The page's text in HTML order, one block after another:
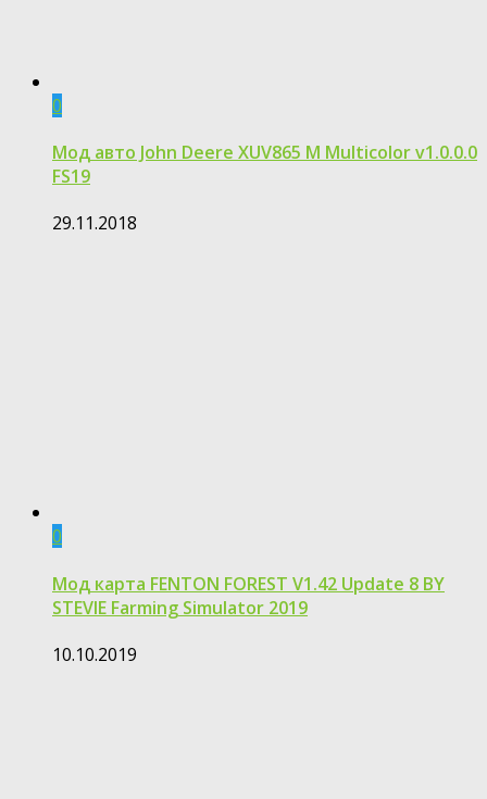
0
Мод авто John Deere XUV865 M Multicolor v1.0.0.0
FS19
29.11.2018
0
Мод карта FENTON FOREST V1.42 Update 8 BY
STEVIE Farming Simulator 2019
10.10.2019